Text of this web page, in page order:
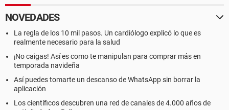
NOVEDADES
La regla de los 10 mil pasos. Un cardiólogo explicó lo que es
realmente necesario para la salud
¡No caigas! Así es como te manipulan para comprar más en
temporada navideña
Así puedes tomarte un descanso de WhatsApp sin borrar la
aplicación
Los científicos descubren una red de canales de 4.000 años de